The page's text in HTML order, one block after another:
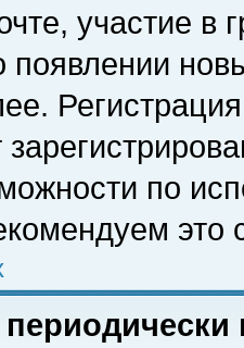
участие в
появлении
по
это